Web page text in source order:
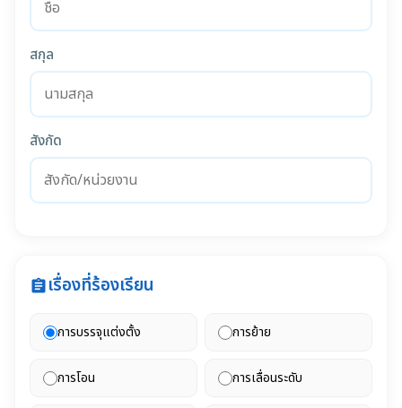
สกุล
สังกัด
assignment เรื่องที่ร้องเรียน
การบรรจุแต่งตั้ง การย้าย
การโอน การเลื่อนระดับ